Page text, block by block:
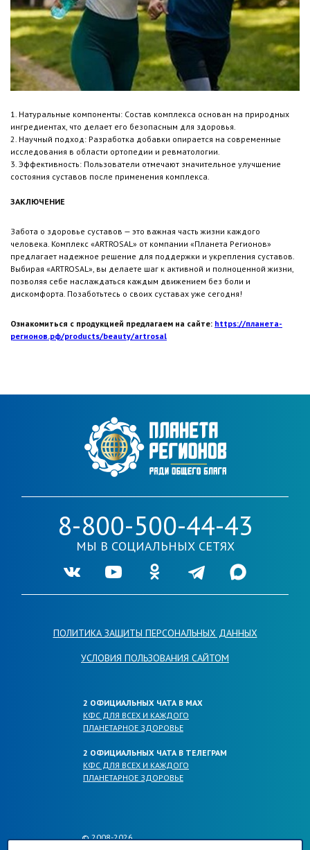
1. Натуральные компоненты: Состав комплекса основан на природных
ингредиентах, что делает его безопасным для здоровья.
2. Научный подход: Разработка добавки опирается на современные
исследования в области ортопедии и ревматологии.
3. Эффективность: Пользователи отмечают значительное улучшение
состояния суставов после применения комплекса.
ЗАКЛЮЧЕНИЕ
Забота о здоровье суставов — это важная часть жизни каждого
человека. Комплекс «ARTROSAL» от компании «Планета Регионов»
предлагает надежное решение для поддержки и укрепления суставов.
Выбирая «ARTROSAL», вы делаете шаг к активной и полноценной жизни,
позволяя себе наслаждаться каждым движением без боли и
дискомфорта. Позаботьтесь о своих суставах уже сегодня!
Ознакомиться с продукцией предлагаем на сайте: https://планета-
регионов.рф/products/beauty/artrosal
8-800-500-44-43
МЫ В СОЦИАЛЬНЫХ СЕТЯХ
Ссылка на нашу группу во VKontakte
Ссылка на наш канал в Youtube
Ссылка на нашу группу в
Ссылка на наш канал в
Ссылка на наш
ПОЛИТИКА ЗАЩИТЫ ПЕРСОНАЛЬНЫХ ДАННЫХ
УСЛОВИЯ ПОЛЬЗОВАНИЯ САЙТОМ
2 ОФИЦИАЛЬНЫХ ЧАТА В МАХ
КФС ДЛЯ ВСЕХ И КАЖДОГО
ПЛАНЕТАРНОЕ ЗДОРОВЬЕ
2 ОФИЦИАЛЬНЫХ ЧАТА В ТЕЛЕГРАМ
КФС ДЛЯ ВСЕХ И КАЖДОГО
ПЛАНЕТАРНОЕ ЗДОРОВЬЕ
© 2008-2026